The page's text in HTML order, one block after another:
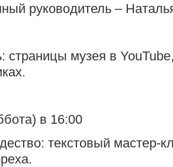
руководитель –
страницы музея в
в 16:00
текстовый мастер-